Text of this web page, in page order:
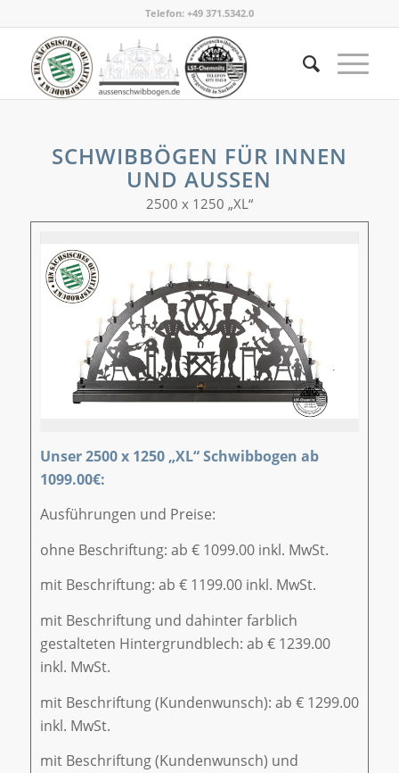
Telefon: +49 371.5342.0
SCHWIBBÖGEN FÜR INNEN
UND AUSSEN
2500 x 1250 „XL“
Unser 2500 x 1250 „XL“ Schwibbogen ab
1099.00€:
Ausführungen und Preise:
ohne Beschriftung: ab € 1099.00 inkl. MwSt.
mit Beschriftung: ab € 1199.00 inkl. MwSt.
mit Beschriftung und dahinter farblich
gestalteten Hintergrundblech: ab € 1239.00
inkl. MwSt.
mit Beschriftung (Kundenwunsch): ab € 1299.00
inkl. MwSt.
mit Beschriftung (Kundenwunsch) und